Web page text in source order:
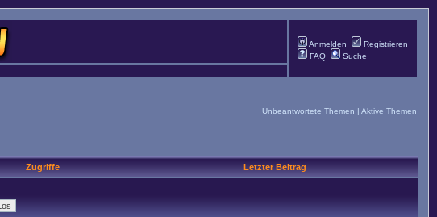
Anmelden
Registrieren
FAQ
Suche
Unbeantwortete Themen | Aktive Themen
Zugriffe Letzter Beitrag